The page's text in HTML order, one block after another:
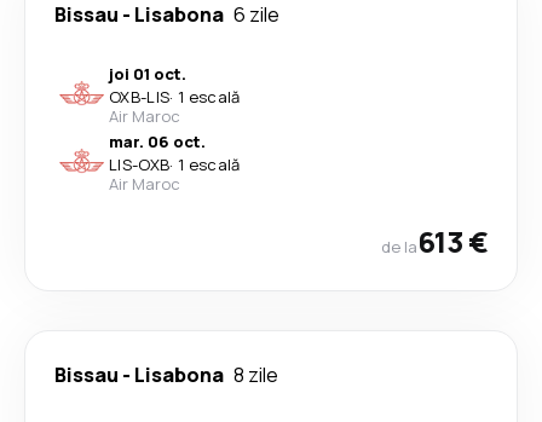
Bissau - Lisabona 6 zile
joi 01 oct.
OXB-LIS· 1 escală
Air Maroc
mar. 06 oct.
LIS-OXB· 1 escală
Air Maroc
de la613 €
Bissau - Lisabona 8 zile